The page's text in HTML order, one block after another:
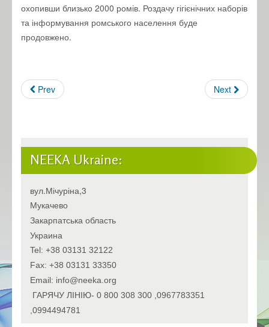
охопивши близько 2000 ромів. Роздачу гігієнічних наборів
та інформування ромського населення буде
продовжено.
Prev Next
NEEKA Ukraine:
вул.Мічуріна,3
Мукачево
Закарпатська область
Украина
Tel: +38 03131 32122
Fax: +38 03131 33350
Email: info@neeka.org
ГАРЯЧУ ЛІНІЮ- 0 800 308 300 ,0967783351
,0994494781